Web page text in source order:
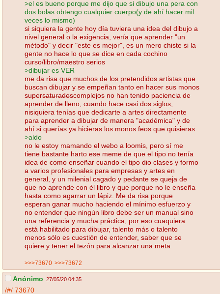
>el es bueno porque me dijo que si dibujo una pera con
dos bolas obtengo cualquier cuerpo(y de ahí hacer mil
veces lo mismo)
si siquiera la gente hoy día tuviera una idea del dibujo a
nivel general o la exigencia, vería que aprender "un
método" y decir "este es mejor", es un mero chiste si la
gente no hace lo que se dice en cada cochino
curso/libro/maestro serios
>dibujar es VER
me da risa que muchos de los pretendidos artistas que
buscan dibujar y se empeñan tanto en hacer sus monos
supersaturadoscomplejos no han tenido paciencia de
aprender de lleno, cuando hace casi dos siglos,
nisiquiera tenías que dedicarte a artes directamente
para aprender a dibujar de manera "académica" y de
ahí si querías ya hicieras los monos feos que quisieras
>aldo
no le estoy mamando el webo a loomis, pero sí me
tiene bastante harto ese meme de que el tipo no tenía
idea de como enseñar cuando el tipo dio clases y formo
a varios profesionales para empresas y artes en
general, y un milenial cagado y pedante se queja de
que no aprende con él libro y que porque no le enseña
hasta como agarrar un lápiz. Me da risa porque
esperan ganar mucho haciendo el mínimo esfuerzo y
no entender que ningún libro debe ser un manual sino
una referencia y mucha práctica, por eso cuaquiera
está habilitado para dibujar, talento más o talento
menos sólo es cuestión de entender, saber que se
quiere y tener el tezón para alcanzar una meta
>>>73670 >>>73672
Anónimo 27/05/20 04:35
/#/ 73670